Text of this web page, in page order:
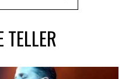
TELLER